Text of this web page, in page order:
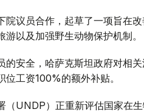
院议员合作，起草了一项旨在
以及加强野生动物保护机制。
的安全，哈萨克斯坦政府对相
工资100%的额外补贴。
（UNDP）正重新评估国家在